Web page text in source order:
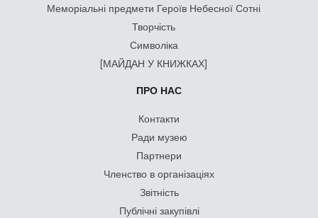
Меморіальні предмети Героїв Небесної Сотні
Творчість
Символіка
[МАЙДАН У КНИЖКАХ]
ПРО НАС
Контакти
Ради музею
Партнери
Членство в організаціях
Звітність
Публічні закупівлі